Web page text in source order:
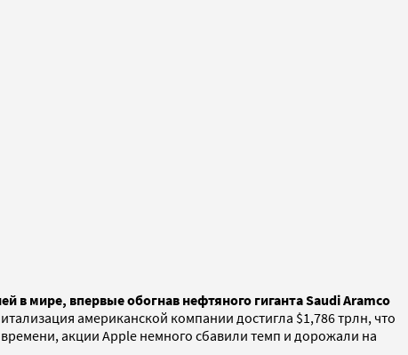
в мире, впервые обогнав нефтяного гиганта Saudi Aramco
американской компании достигла $1,786 трлн, что
акции Apple немного сбавили темп и дорожали на